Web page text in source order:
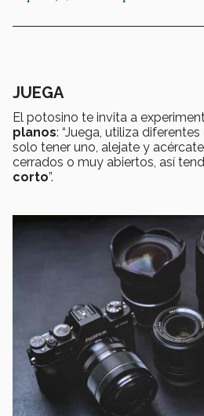
JUEGA
El potosino te invita a
planos: “Juega, utiliza
solo tener uno, alejate y
cerrados o muy abiertos, así
corto”.